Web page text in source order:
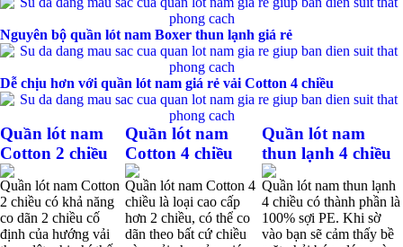
Nguyên bộ quần lót nam Boxer thun lạnh giá rẻ
Dễ chịu hơn với quần lót nam giá rẻ vải Cotton 4 chiều
Quần lót nam
Cotton 2 chiều
Quần lót nam Cotton
2 chiều có khả năng
co dãn 2 chiều cố
định của hướng vải
Quần lót nam
Cotton 4 chiều
Quần lót nam Cotton 4
chiều là loại cao cấp
hơn 2 chiều, có thể co
dãn theo bất cứ chiều
Quần lót nam
thun lạnh 4 chiều
Quần lót nam thun lạnh
4 chiều có thành phần là
100% sợi PE. Khi sờ
vào bạn sẽ cảm thấy bề